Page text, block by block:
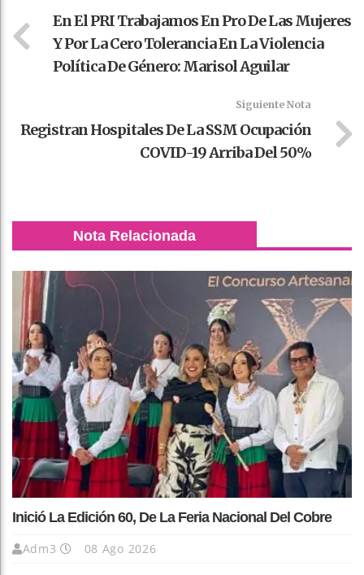
En El PRI Trabajamos En Pro De Las Mujeres
Y Por La Cero Tolerancia En La Violencia
Política De Género: Marisol Aguilar
Siguiente Nota
Registran Hospitales De La SSM Ocupación
COVID-19 Arriba Del 50%
Nota Relacionada
Inició La Edición 60, De La Feria Nacional Del Cobre
Adm3 08 Ago 2026